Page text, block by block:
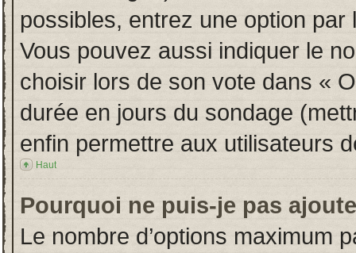
possibles, entrez une option
Vous pouvez aussi indiquer le
choisir lors de son vote dans «
durée en jours du sondage
enfin permettre aux utilisateurs
Haut
Pourquoi ne puis-je pas
Le nombre d’options maximum